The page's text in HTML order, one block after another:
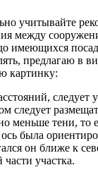
учитывайте
между
имеющихся
предлагаю в
картинку:
следует
следует
меньше тени, то
была
он ближе к
части участка.